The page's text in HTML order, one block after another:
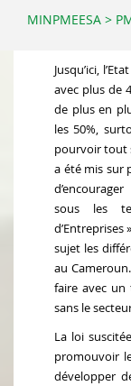
MINPMEESA >
Jusqu’ici,
avec plus de
de plus en
les 50%,
pourvoir tout
a été mis sur
sous les
d’Entreprises
sujet les
au
faire avec un
sans le
La loi
promouvoir
développer